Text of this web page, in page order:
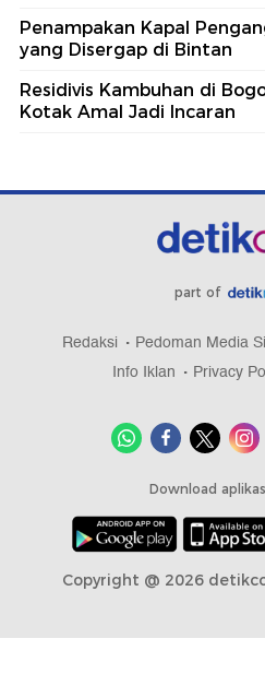
Penampakan Kapal
yang Disergap di Bintan
Residivis Kambuhan di
Kotak Amal Jadi Incaran
part of
Redaksi Pedoman Media
Info Iklan
Privacy
Download
Copyright @ 2026